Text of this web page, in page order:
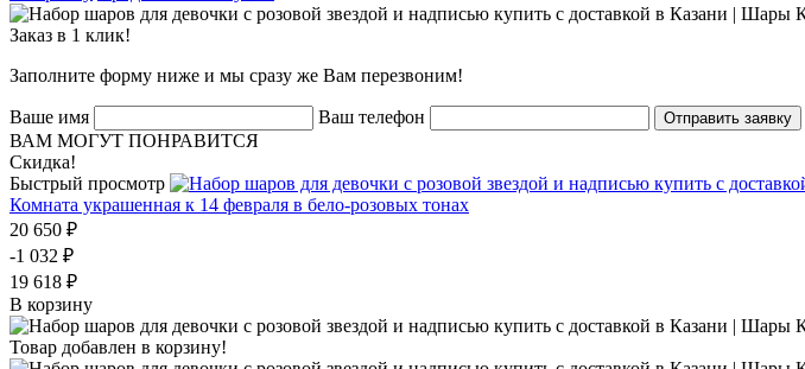
Заказ в 1 клик!
Заполните форму ниже и мы сразу же Вам перезвоним!
Ваше имя Ваш телефон Отправить заявку
ВАМ МОГУТ ПОНРАВИТСЯ
Скидка!
Быстрый просмотр
Комната украшенная к 14 февраля в бело-розовых тонах
20 650 ₽
-1 032 ₽
19 618 ₽
В корзину
Товар добавлен в корзину!